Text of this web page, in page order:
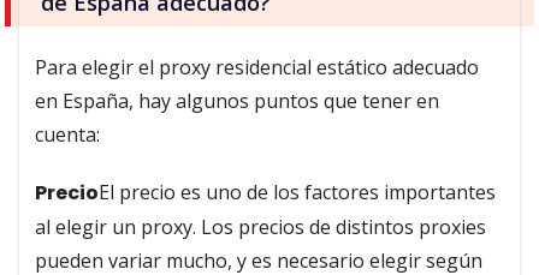
Para elegir el proxy residencial estático adecuado
en España, hay algunos puntos que tener en
cuenta:
PrecioEl precio es uno de los factores importantes
al elegir un proxy. Los precios de distintos proxies
pueden variar mucho, y es necesario elegir según